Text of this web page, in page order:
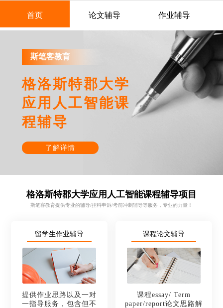
首页 论文辅导 作业辅导
斯笔客教育
格洛斯特郡大学
应用人工智能课
程辅导
了解详情
格洛斯特郡大学应用人工智能课程辅导项目
斯笔客教育提供专业的辅导/挂科申诉/考前冲刺辅导等服务，专业的力量！
留学生作业辅导
提供作业思路以及一对
一指导服务，包含但不
课程论文辅导
课程essay/ Term
paper/report论文思路解